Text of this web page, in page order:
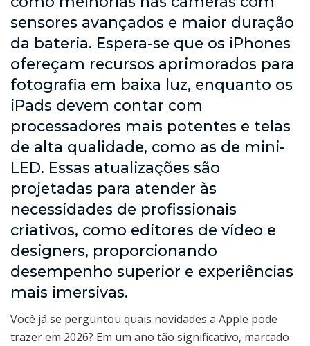
sensores avançados e maior duração
da bateria. Espera-se que os iPhones
ofereçam recursos aprimorados para
fotografia em baixa luz, enquanto os
iPads devem contar com
processadores mais potentes e telas
de alta qualidade, como as de mini-
LED. Essas atualizações são
projetadas para atender às
necessidades de profissionais
criativos, como editores de vídeo e
designers, proporcionando
desempenho superior e experiências
mais imersivas.
Você já se perguntou quais novidades a Apple pode
trazer em 2026? Em um ano tão significativo, marcado